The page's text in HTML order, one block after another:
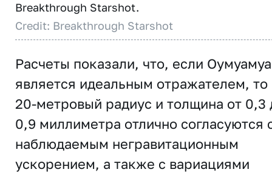
Breakthrough Starshot.
Credit: Breakthrough Starshot
Расчеты показали, что, если Оумуамуа
является идеальным отражателем, то
20-метровый радиус и толщина от 0,3
0,9 миллиметра отлично согласуются
наблюдаемым негравитационным
ускорением, а также с вариациями